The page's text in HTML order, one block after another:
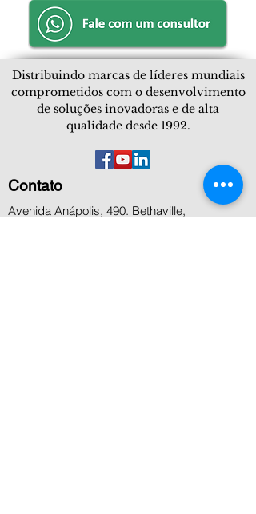
Distribuindo marcas de líderes mundiais
comprometidos com o desenvolvimento
de soluções inovadoras e de alta
qualidade desde 1992.
Contato
Avenida Anápolis, 490. Bethaville,